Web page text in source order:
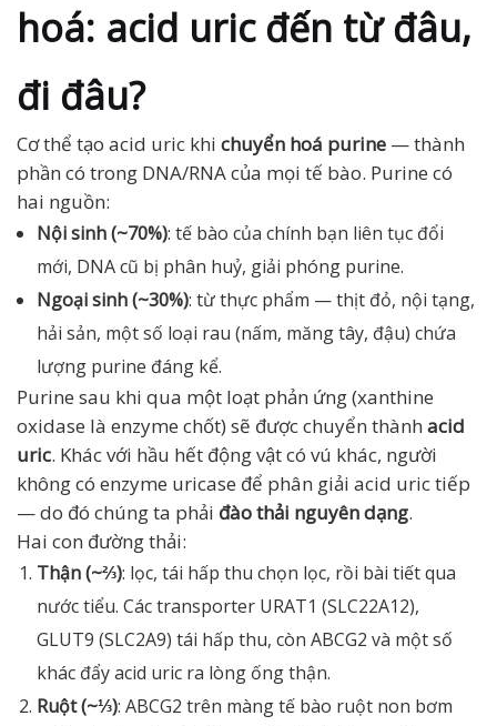
hoá: acid uric đến từ đâu,
đi đâu?
Cơ thể tạo acid uric khi chuyển hoá purine — thành
phần có trong DNA/RNA của mọi tế bào. Purine có
hai nguồn:
Nội sinh (~70%): tế bào của chính bạn liên tục đổi
mới, DNA cũ bị phân huỷ, giải phóng purine.
Ngoại sinh (~30%): từ thực phẩm — thịt đỏ, nội tạng,
hải sản, một số loại rau (nấm, măng tây, đậu) chứa
lượng purine đáng kể.
Purine sau khi qua một loạt phản ứng (xanthine
oxidase là enzyme chốt) sẽ được chuyển thành acid
uric. Khác với hầu hết động vật có vú khác, người
không có enzyme uricase để phân giải acid uric tiếp
— do đó chúng ta phải đào thải nguyên dạng.
Hai con đường thải:
Thận (~⅔): lọc, tái hấp thu chọn lọc, rồi bài tiết qua
nước tiểu. Các transporter URAT1 (SLC22A12),
GLUT9 (SLC2A9) tái hấp thu, còn ABCG2 và một số
khác đẩy acid uric ra lòng ống thận.
Ruột (~⅓): ABCG2 trên màng tế bào ruột non bơm